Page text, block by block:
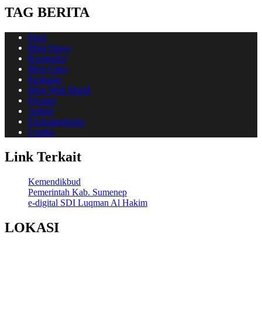
TAG BERITA
Puisi
Blog Siswa
Kompetisi
Blog Guru
Kegiatan
Blog Wali Murid
Prestasi
Artikel
Ekstrakurikuler
Lomba
Link Terkait
Kemendikbud
Pemerintah Kab. Sumenep
e-digital SDI Luqman Al Hakim
LOKASI